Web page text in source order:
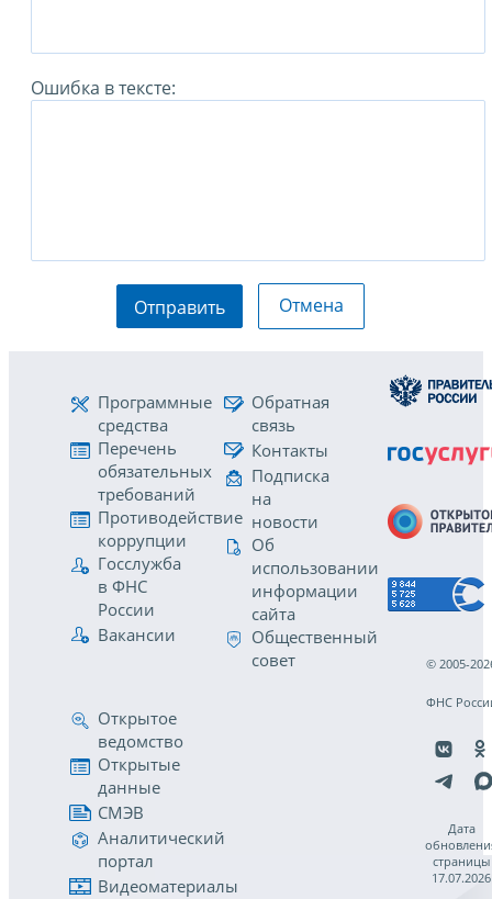
Ошибка в тексте:
Отправить Отмена
Программные
средства
Перечень
обязательных
требований
Противодействие
коррупции
Госслужба
в ФНС
России
Вакансии
Обратная
связь
Контакты
Подписка
на
новости
Об
использовании
информации
сайта
Общественный
совет
Открытое
ведомство
Открытые
данные
СМЭВ
Аналитический
портал
Видеоматериалы
© 2005-
ФНС
Дата
страницы
17.07.2026